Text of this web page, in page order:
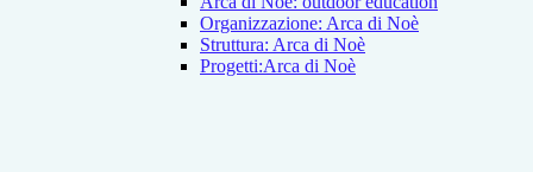
Organizzazione: Arca di Noè
Struttura: Arca di Noè
Progetti:Arca di Noè